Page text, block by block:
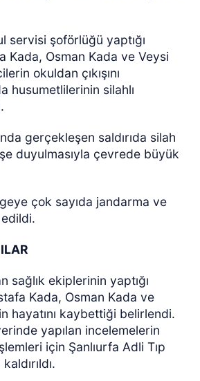
servisi şoförlüğü yaptığı
Kada, Osman Kada ve Veysi
okuldan çıkışını
husumetlilerinin silahlı
gerçekleşen saldırıda silah
duyulmasıyla çevrede büyük
çok sayıda jandarma ve
sağlık ekiplerinin yaptığı
Kada, Osman Kada ve
hayatını kaybettiği belirlendi.
yapılan incelemelerin
için Şanlıurfa Adli Tıp